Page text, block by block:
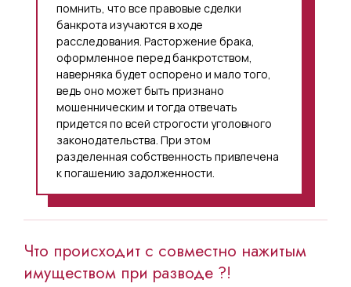
помнить, что все правовые сделки
банкрота изучаются в ходе
расследования. Расторжение брака,
оформленное перед банкротством,
наверняка будет оспорено и мало того,
ведь оно может быть признано
мошенническим и тогда отвечать
придется по всей строгости уголовного
законодательства. При этом
разделенная собственность привлечена
к погашению задолженности.
Что происходит с совместно нажитым
имуществом при разводе ?!